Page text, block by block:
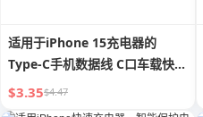
适用于iPhone 15充电器的
Type-C手机数据线 C口车载快充
15promax车载充电器CarPlay
长线PD平板iPad
$3.35$4.47